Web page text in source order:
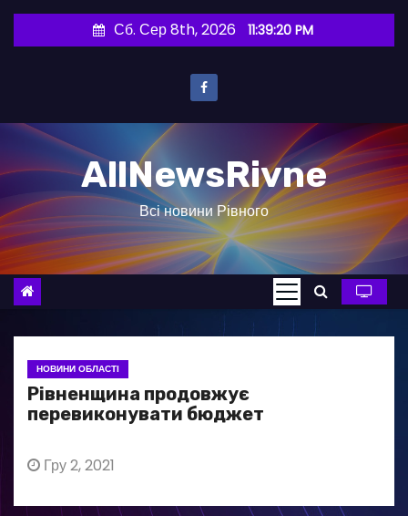
и
о
в
Сб. Сер 8th, 2026 11:39:21 PM
AllNewsRivne
Всі новини Рівного
НОВИНИ ОБЛАСТІ
Рівненщина продовжує
перевиконувати бюджет
Гру 2, 2021